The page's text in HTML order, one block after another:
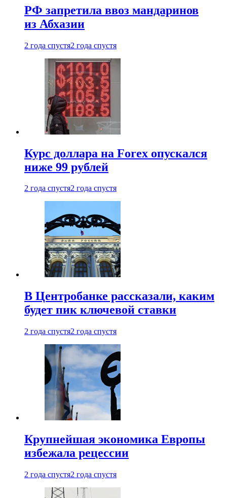
РФ запретила ввоз мандаринов
из Абхазии
2 года спустя2 года спустя
Курс доллара на Forex опускался
ниже 99 рублей
2 года спустя2 года спустя
В Центробанке рассказали, каким
будет пик ключевой ставки
2 года спустя2 года спустя
Крупнейшая экономика Европы
избежала рецессии
2 года спустя2 года спустя